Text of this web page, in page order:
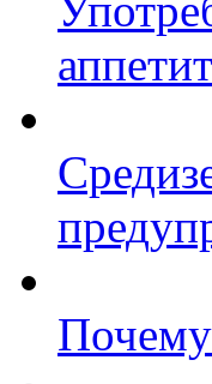
Почему